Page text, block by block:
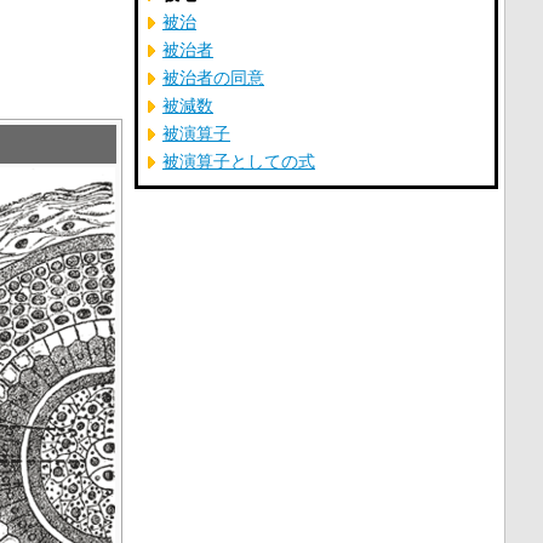
被治
被治者
被治者の同意
被減数
被演算子
被演算子としての式